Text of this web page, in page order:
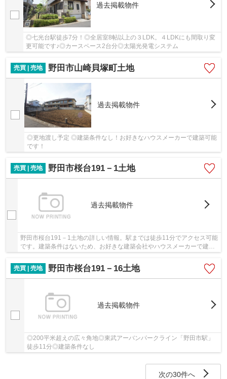
過去掲載物件
◎七光台駅徒歩7分！◎全居室8帖以上の３LDK。４LDKにも間取り変
更可能です♪◎カースペース2台分◎太陽光発電システム
売買 | 売地 野田市山崎貝塚町土地
過去掲載物件
◎更地渡し予定 ◎建築条件なし！お好きなハウスメーカーで建築可能
です！
売買 | 売地 野田市桜台191－1土地
過去掲載物件
野田市桜台191－1土地の詳しい情報。駅までは徒歩11分でアクセス可能
です。建築条件はないため、お好きな建築会社やハウスメーカーで建築
いただけます。野田市エリアの不動産情報を、...
売買 | 売地
野田市桜台191－16土地
過去掲載物件
◎200平米超えの広々角地◎東武アーバンパークライン「野田市駅」
徒歩11分◎建築条件なし
次の30件へ